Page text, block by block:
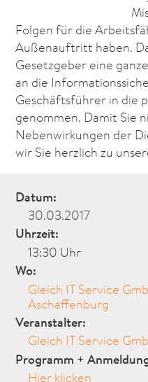
Folgen für die
Außenauftritt haben.
Gesetzgeber eine
an die
Geschäftsführer in die
genommen. Damit Sie
Nebenwirkungen der
wir Sie herzlich zu
Datum:
30.03.2017
Uhrzeit:
13:30 Uhr
Wo:
Gleich IT Service
Aschaffenburg
Veranstalter:
Gleich IT Service
Programm +
Hier klicken